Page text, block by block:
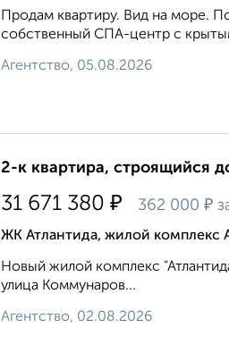
Продам квартиру. Вид на море.
собственный СПА-центр с
Агентство, 05.08.2026
2-к квартира, строящийся
31 671 380 ₽ 362 000 ₽
ЖК Атлантида, жилой комплекс
Новый жилой комплекс
улица Коммунаров...
Агентство, 02.08.2026